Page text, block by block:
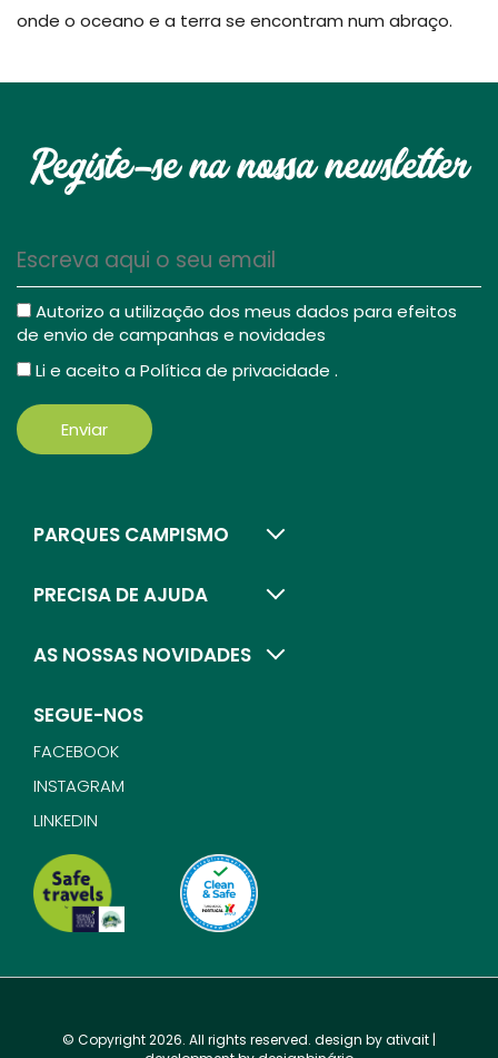
onde o oceano e a terra se encontram num abraço.
Registe-se na nossa newsletter
Autorizo a utilização dos meus dados para efeitos
de envio de campanhas e novidades
Li e aceito aPolítica de privacidade .
Enviar
PARQUES CAMPISMO
PRECISA DE AJUDA
AS NOSSAS NOVIDADES
SEGUE-NOS
FACEBOOK
INSTAGRAM
LINKEDIN
© Copyright 2026. All rights reserved. design byativait |